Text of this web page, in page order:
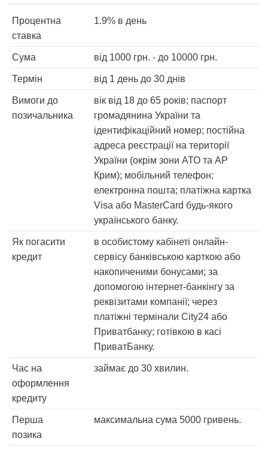
Процентна
ставка
1.9% в день
Сума від 1000 грн. - до 10000 грн.
Термін від 1 день до 30 днів
Вимоги до
позичальника
вік від 18 до 65 років; паспорт
громадянина України та
ідентифікаційний номер; постійна
адреса реєстрації на території
України (окрім зони АТО та АР
Крим); мобільний телефон;
електронна пошта; платіжна картка
Visa або MasterCard будь-якого
українського банку.
Як погасити
кредит
в особистому кабінеті онлайн-
сервісу банківською карткою або
накопиченими бонусами; за
допомогою інтернет-банкінгу за
реквізитами компанії; через
платіжні термінали City24 або
Приватбанку; готівкою в касі
ПриватБанку.
Час на
оформлення
кредиту
займає до 30 хвилин.
Перша
позика
максимальна сума 5000 гривень.